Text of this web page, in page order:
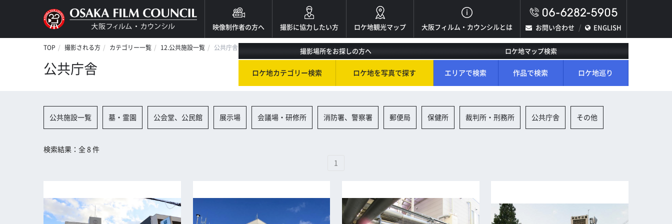
映像制作者の方へ 撮影に協力したい方 ロケ地観光マップ 大阪フィルム・カウンシルとは お問い合わせ ENGLISH
TOP 撮影される方 カテゴリー一覧 12.公共施設一覧 公共庁舎
公共庁舎
撮影場所をお探しの方へ
ロケ地カテゴリー検索 ロケ地を写真で探す
ロケ地マップ検索
エリアで検索 作品で検索 ロケ地巡り
公共施設一覧 墓・霊園 公会堂、公民館 展示場 会議場・研修所 消防署、警察署 郵便局 保健所 裁判所・刑務所 公共庁舎 その他
検索結果：全 8 件
1